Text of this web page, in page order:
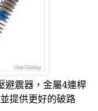
避震器，金屬4連桿
提供更好的破路